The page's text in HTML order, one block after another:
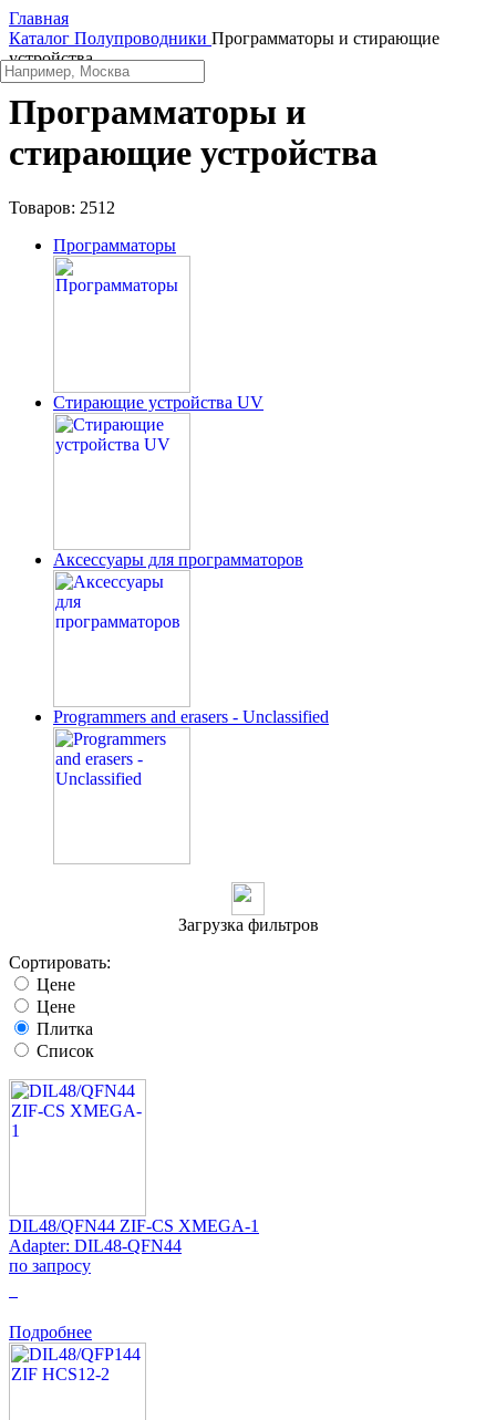
Главная
Каталог Полупроводники Программаторы и стирающие
устройства
Программаторы и
стирающие устройства
Товаров: 2512
Программаторы
Стирающие устройства UV
Аксессуары для программаторов
Programmers and erasers - Unclassified
Загрузка фильтров
Сортировать:
Цене
Цене
Плитка
Список
DIL48/QFN44 ZIF-CS XMEGA-1
Adapter: DIL48-QFN44
по запросу
Подробнее